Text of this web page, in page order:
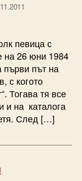
певица с
на 26 юни 1984
първи път на
с когото
Тогава тя все
и на каталога
След […]